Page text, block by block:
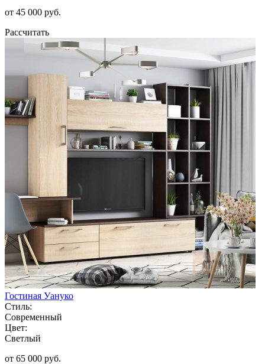
от 45 000 руб.
Рассчитать
Гостиная Уануко
Стиль:
Современный
Цвет:
Светлый
от 65 000 руб.